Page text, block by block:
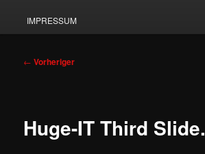
IMPRESSUM
Beitragsnavigation
← Vorheriger
Huge-IT Third Slide.